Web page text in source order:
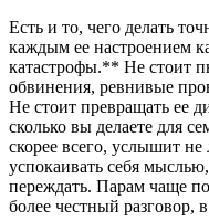
Есть и то, чего делать
каждым ее настроением
катастрофы.** Не стоит
обвинения, ревнивые
Не стоит превращать ее
сколько вы делаете для
скорее всего, услышит
успокаивать себя
переждать. Парам чаще
более честный разговор,